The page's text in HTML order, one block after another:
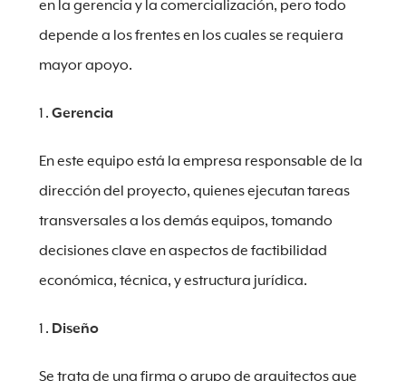
en la gerencia y la comercialización, pero todo
depende a los frentes en los cuales se requiera
mayor apoyo.
Gerencia
En este equipo está la empresa responsable de la
dirección del proyecto, quienes ejecutan tareas
transversales a los demás equipos, tomando
decisiones clave en aspectos de factibilidad
económica, técnica, y estructura jurídica.
Diseño
Se trata de una firma o grupo de arquitectos que